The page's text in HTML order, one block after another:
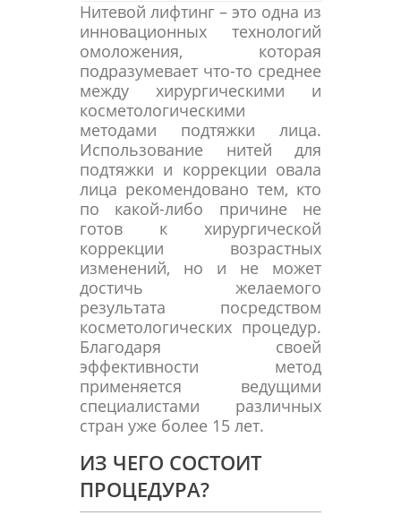
Нитевой лифтинг – это одна из
инновационных технологий
омоложения, которая
подразумевает что-то среднее
между хирургическими и
косметологическими
методами подтяжки лица.
Использование нитей для
подтяжки и коррекции овала
лица рекомендовано тем, кто
по какой-либо причине не
готов к хирургической
коррекции возрастных
изменений, но и не может
достичь желаемого
результата посредством
косметологических процедур.
Благодаря своей
эффективности метод
применяется ведущими
специалистами различных
стран уже более 15 лет.
ИЗ ЧЕГО СОСТОИТ
ПРОЦЕДУРА?